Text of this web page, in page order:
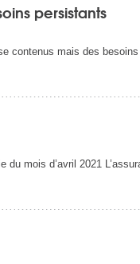
persistants
contenus mais des
mois d’avril 2021